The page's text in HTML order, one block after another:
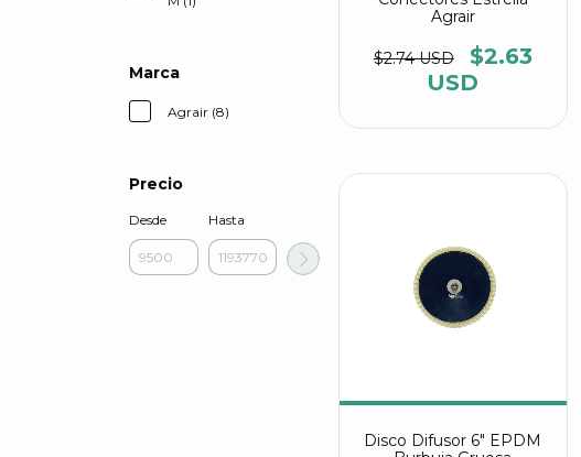
Marca
Agrair (8)
Precio
Desde Hasta
Agrair
$2.74 USD
$2.63
USD
Disco Difusor 6" EPDM